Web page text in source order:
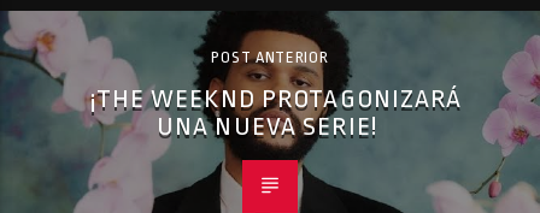
POST ANTERIOR
¡THE WEEKND PROTAGONIZARÁ
UNA NUEVA SERIE!